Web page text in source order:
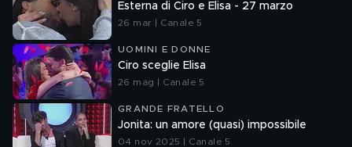
Esterna di Ciro e Elisa - 27 marzo
26 mar | Canale 5
UOMINI E DONNE
Ciro sceglie Elisa
26 mag | Canale 5
GRANDE FRATELLO
Jonita: un amore (quasi) impossibile
04 nov 2025 | Canale 5